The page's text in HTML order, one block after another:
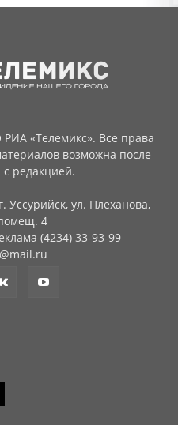
«Телемикс». Все права
возможна после
с редакцией.
Уссурийск, ул. Плеханова,
4
(4234) 33-93-99